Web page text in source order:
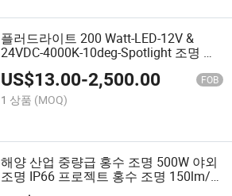
플러드라이트 200 Watt-LED-12V &
24VDC-4000K-10deg-Spotlight 조명 해
양 수색 조명
US$13.00-2,500.00 FOB
1 상품 (MOQ)
해양 산업 중량급 홍수 조명 500W 야외
조명 IP66 프로젝트 홍수 조명 150lm/W
고출력 LED 홍수 조명 CCT 13000K